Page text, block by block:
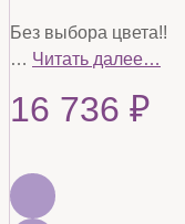
Без выбора цвета!!
… Читать далее…
16 736 ₽